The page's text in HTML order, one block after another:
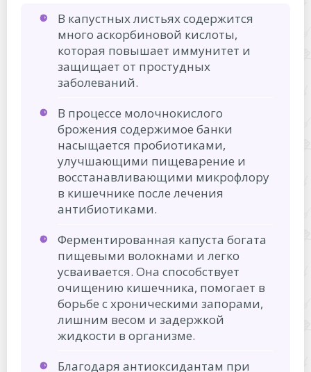
В капустных листьях содержится
много аскорбиновой кислоты,
которая повышает иммунитет и
защищает от простудных
заболеваний.
В процессе молочнокислого
брожения содержимое банки
насыщается пробиотиками,
улучшающими пищеварение и
восстанавливающими микрофлору
в кишечнике после лечения
антибиотиками.
Ферментированная капуста богата
пищевыми волокнами и легко
усваивается. Она способствует
очищению кишечника, помогает в
борьбе с хроническими запорами,
лишним весом и задержкой
жидкости в организме.
Благодаря антиоксидантам при